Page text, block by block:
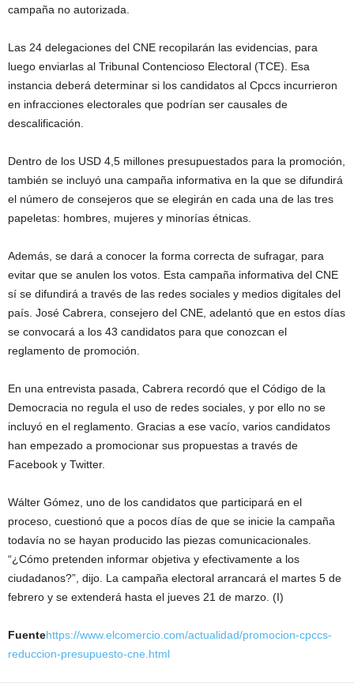
campaña no autorizada.
Las 24 delegaciones del CNE recopilarán las evidencias, para
luego enviarlas al Tribunal Contencioso Electoral (TCE). Esa
instancia deberá determinar si los candidatos al Cpccs incurrieron
en infracciones electorales que podrían ser causales de
descalificación.
Dentro de los USD 4,5 millones presupuestados para la promoción,
también se incluyó una campaña informativa en la que se difundirá
el número de consejeros que se elegirán en cada una de las tres
papeletas: hombres, mujeres y minorías étnicas.
Además, se dará a conocer la forma correcta de sufragar, para
evitar que se anulen los votos. Esta campaña informativa del CNE
sí se difundirá a través de las redes sociales y medios digitales del
país. José Cabrera, consejero del CNE, adelantó que en estos días
se convocará a los 43 candidatos para que conozcan el
reglamento de promoción.
En una entrevista pasada, Cabrera recordó que el Código de la
Democracia no regula el uso de redes sociales, y por ello no se
incluyó en el reglamento. Gracias a ese vacío, varios candidatos
han empezado a promocionar sus propuestas a través de
Facebook y Twitter.
Wálter Gómez, uno de los candidatos que participará en el
proceso, cuestionó que a pocos días de que se inicie la campaña
todavía no se hayan producido las piezas comunicacionales.
“¿Cómo pretenden informar objetiva y efectivamente a los
ciudadanos?”, dijo. La campaña electoral arrancará el martes 5 de
febrero y se extenderá hasta el jueves 21 de marzo. (I)
Fuentehttps://www.elcomercio.com/actualidad/promocion-cpccs-
reduccion-presupuesto-cne.html